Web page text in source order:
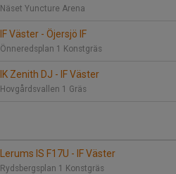
Näset Yuncture Arena
IF Väster - Öjersjö IF
Önneredsplan 1 Konstgräs
IK Zenith DJ - IF Väster
Hovgårdsvallen 1 Gräs
Lerums IS F17U - IF Väster
Rydsbergsplan 1 Konstgräs